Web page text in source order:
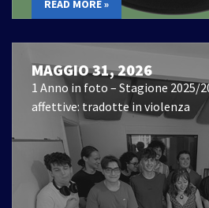
READ MORE »
MAGGIO 31, 2026
1 Anno in foto – Stagione 2025/
affettive: tradotte in violenza